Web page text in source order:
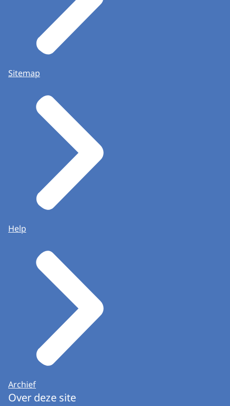
Sitemap
Help
Archief
Over deze site